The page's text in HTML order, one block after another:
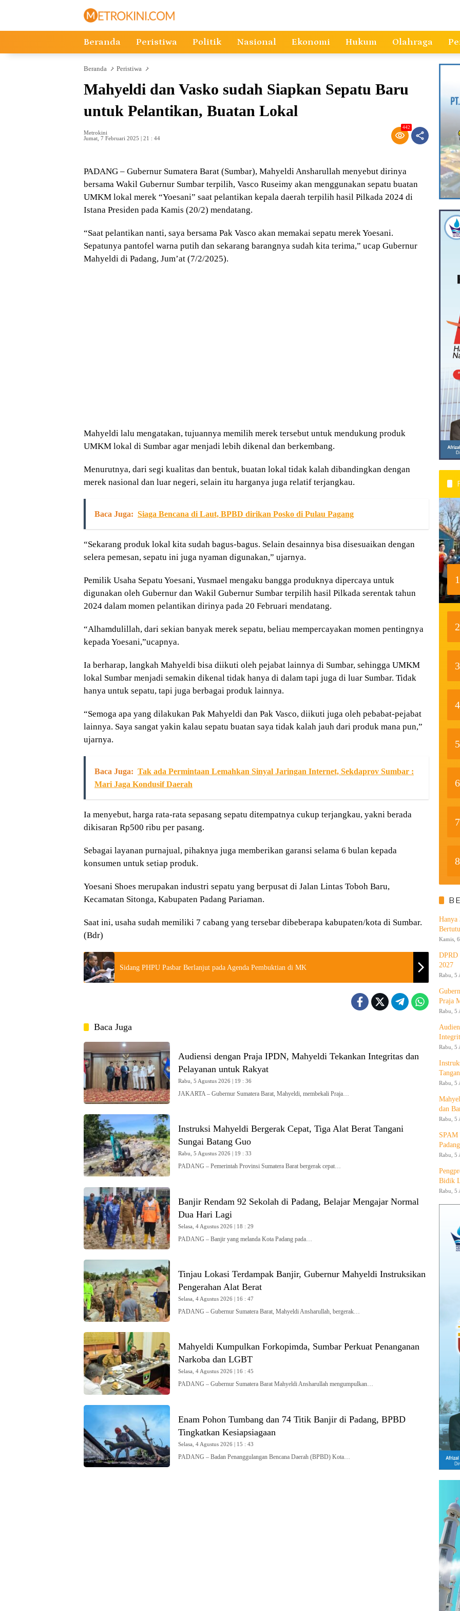
Beranda Peristiwa Politik Nasional Ekonomi Hukum Olahraga
Beranda Peristiwa
Mahyeldi dan Vasko sudah Siapkan Sepatu Baru
untuk Pelantikan, Buatan Lokal
Metrokini
Jumat, 7 Februari 2025 | 21 : 44
442
PADANG – Gubernur Sumatera Barat (Sumbar), Mahyeldi Ansharullah menyebut dirinya
bersama Wakil Gubernur Sumbar terpilih, Vasco Ruseimy akan menggunakan sepatu buatan
UMKM lokal merek “Yoesani” saat pelantikan kepala daerah terpilih hasil Pilkada 2024 di
Istana Presiden pada Kamis (20/2) mendatang.
“Saat pelantikan nanti, saya bersama Pak Vasco akan memakai sepatu merek Yoesani.
Sepatunya pantofel warna putih dan sekarang barangnya sudah kita terima,” ucap Gubernur
Mahyeldi di Padang, Jum’at (7/2/2025).
Mahyeldi lalu mengatakan, tujuannya memilih merek tersebut untuk mendukung produk
UMKM lokal di Sumbar agar menjadi lebih dikenal dan berkembang.
Menurutnya, dari segi kualitas dan bentuk, buatan lokal tidak kalah dibandingkan dengan
merek nasional dan luar negeri, selain itu harganya juga relatif terjangkau.
Baca Juga: Siaga Bencana di Laut, BPBD dirikan Posko di Pulau Pagang
“Sekarang produk lokal kita sudah bagus-bagus. Selain desainnya bisa disesuaikan dengan
selera pemesan, sepatu ini juga nyaman digunakan,” ujarnya.
Pemilik Usaha Sepatu Yoesani, Yusmael mengaku bangga produknya dipercaya untuk
digunakan oleh Gubernur dan Wakil Gubernur Sumbar terpilih hasil Pilkada serentak tahun
2024 dalam momen pelantikan dirinya pada 20 Februari mendatang.
“Alhamdulillah, dari sekian banyak merek sepatu, beliau mempercayakan momen pentingnya
kepada Yoesani,”ucapnya.
Ia berharap, langkah Mahyeldi bisa diikuti oleh pejabat lainnya di Sumbar, sehingga UMKM
lokal Sumbar menjadi semakin dikenal tidak hanya di dalam tapi juga di luar Sumbar. Tidak
hanya untuk sepatu, tapi juga berbagai produk lainnya.
“Semoga apa yang dilakukan Pak Mahyeldi dan Pak Vasco, diikuti juga oleh pebabat-pejabat
lainnya. Saya sangat yakin kalau sepatu buatan saya tidak kalah jauh dari produk mana pun,”
ujarnya.
Baca Juga: Tak ada Permintaan Lemahkan Sinyal Jaringan Internet, Sekdaprov Sumbar :
Mari Jaga Kondusif Daerah
Ia menyebut, harga rata-rata sepasang sepatu ditempatnya cukup terjangkau, yakni berada
dikisaran Rp500 ribu per pasang.
Sebagai layanan purnajual, pihaknya juga memberikan garansi selama 6 bulan kepada
konsumen untuk setiap produk.
Yoesani Shoes merupakan industri sepatu yang berpusat di Jalan Lintas Toboh Baru,
Kecamatan Sitonga, Kabupaten Padang Pariaman.
Saat ini, usaha sudah memiliki 7 cabang yang tersebar dibeberapa kabupaten/kota di Sumbar.
(Bdr)
Sidang PHPU Pasbar Berlanjut pada Agenda Pembuktian di MK
Baca Juga
Audiensi dengan Praja IPDN, Mahyeldi Tekankan Integritas dan
Pelayanan untuk Rakyat
Rabu, 5 Agustus 2026 | 19 : 36
JAKARTA – Gubernur Sumatera Barat, Mahyeldi, membekali Praja…
Instruksi Mahyeldi Bergerak Cepat, Tiga Alat Berat Tangani
Sungai Batang Guo
Rabu, 5 Agustus 2026 | 19 : 33
PADANG – Pemerintah Provinsi Sumatera Barat bergerak cepat…
Banjir Rendam 92 Sekolah di Padang, Belajar Mengajar Normal
Dua Hari Lagi
Selasa, 4 Agustus 2026 | 18 : 29
PADANG – Banjir yang melanda Kota Padang pada…
Tinjau Lokasi Terdampak Banjir, Gubernur Mahyeldi Instruksikan
Pengerahan Alat Berat
Selasa, 4 Agustus 2026 | 16 : 47
PADANG – Gubernur Sumatera Barat, Mahyeldi Ansharullah, bergerak…
Mahyeldi Kumpulkan Forkopimda, Sumbar Perkuat Penanganan
Narkoba dan LGBT
Selasa, 4 Agustus 2026 | 16 : 45
PADANG – Gubernur Sumatera Barat Mahyeldi Ansharullah mengumpulkan…
Enam Pohon Tumbang dan 74 Titik Banjir di Padang, BPBD
Tingkatkan Kesiapsiagaan
Selasa, 4 Agustus 2026 | 15 : 43
PADANG – Badan Penanggulangan Bencana Daerah (BPBD) Kota…
1
2
3
4
5
6
7
8
Hanya
Kamis,
DPRD
2027
Rabu, 5
Praja
Rabu, 5
Rabu, 5
Rabu, 5
dan
Rabu, 5
Rabu, 5
Bidik
Rabu, 5